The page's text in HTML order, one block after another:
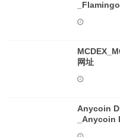
网址
Anycoin